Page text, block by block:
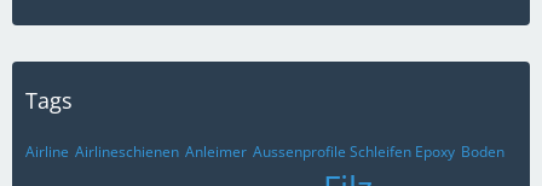
Tags
Airline Airlineschienen Anleimer Aussenprofile Schleifen Epoxy Boden